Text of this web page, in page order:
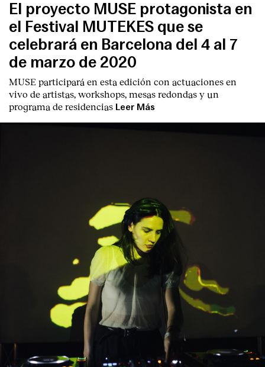
El proyecto MUSE protagonista en
el Festival MUTEKES que se
celebrará en Barcelona del 4 al 7
de marzo de 2020
MUSE participará en esta edición con actuaciones en
vivo de artistas, workshops, mesas redondas y un
programa de residencias Leer Más